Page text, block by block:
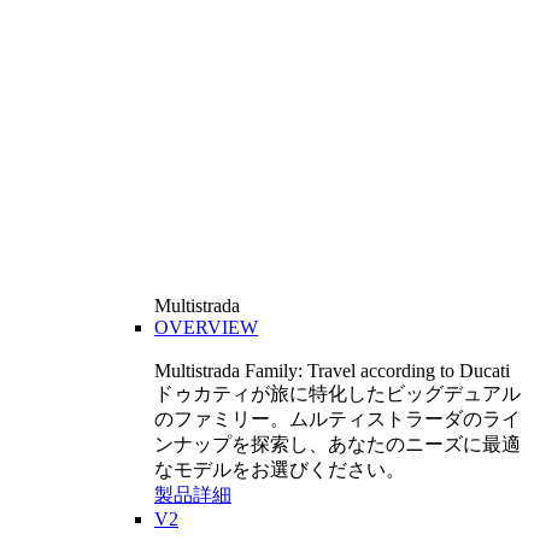
Multistrada
OVERVIEW
Multistrada Family: Travel according to Ducati
ドゥカティが旅に特化したビッグデュアル
のファミリー。ムルティストラーダのライ
ンナップを探索し、あなたのニーズに最適
なモデルをお選びください。
製品詳細
V2